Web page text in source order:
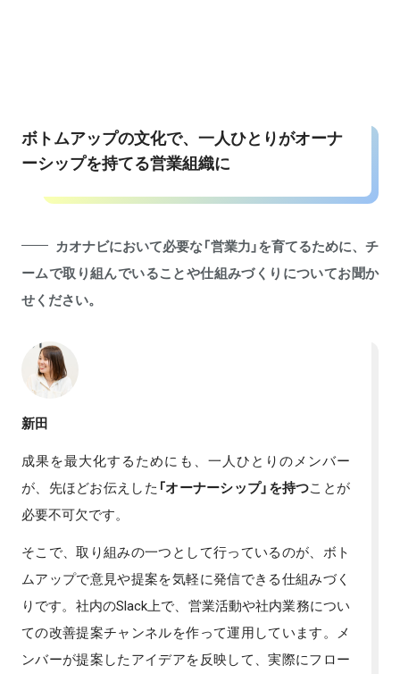
ボトムアップの文化で、一人ひとりがオーナ
ーシップを持てる営業組織に
カオナビにおいて必要な「営業力」を育てるために、チ
ームで取り組んでいることや仕組みづくりについてお聞か
せください。
新田
成果を最大化するためにも、一人ひとりのメンバー
が、先ほどお伝えした 「オーナーシップ」を持つことが
必要不可欠です。
そこで、取り組みの一つとして行っているのが、ボト
ムアップで意見や提案を気軽に発信できる仕組みづく
りです。社内のSlack上で、営業活動や社内業務につい
ての改善提案チャンネルを作って運用しています。メ
ンバーが提案したアイデアを反映して、実際にフロー